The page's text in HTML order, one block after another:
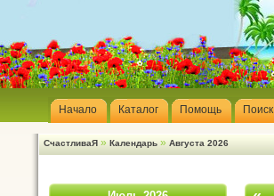
Начало Каталог Помощь Поиск
СчастливаЯ » Календарь » Августа 2026